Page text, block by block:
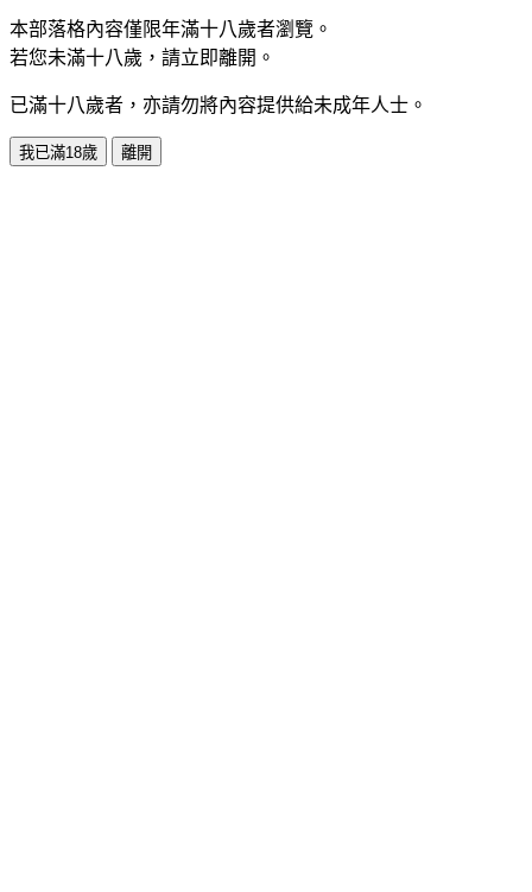
本部落格內容僅限年滿十八歲者瀏覽。
若您未滿十八歲，請立即離開。
已滿十八歲者，亦請勿將內容提供給未成年人士。
我已滿18歲 離開